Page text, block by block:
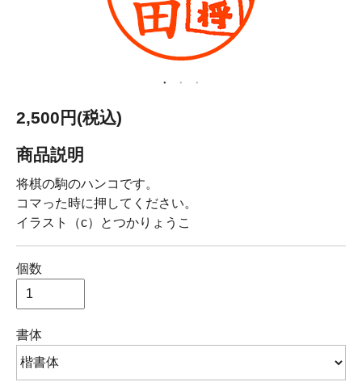
2,500円(税込)
商品説明
将棋の駒のハンコです。
コマった時に押してください。
イラスト（c）とつかりょうこ
個数
書体